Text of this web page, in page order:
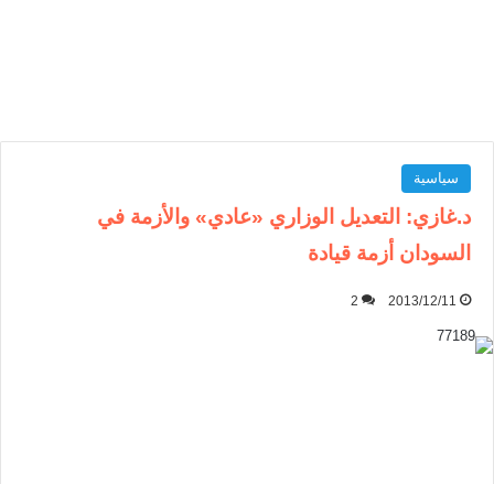
سياسية
د.غازي: التعديل الوزاري «عادي» والأزمة في
السودان أزمة قيادة
2013/12/11
2